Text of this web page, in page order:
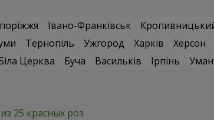
Івано-Франківськ
Тернопіль Ужгород Харків Херсон
Церква Буча Васильків Ірпінь
25 красных роз